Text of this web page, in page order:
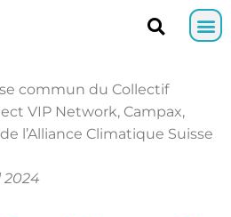
commun du Collectif
VIP Network, Campax,
l’Alliance Climatique Suisse
2024